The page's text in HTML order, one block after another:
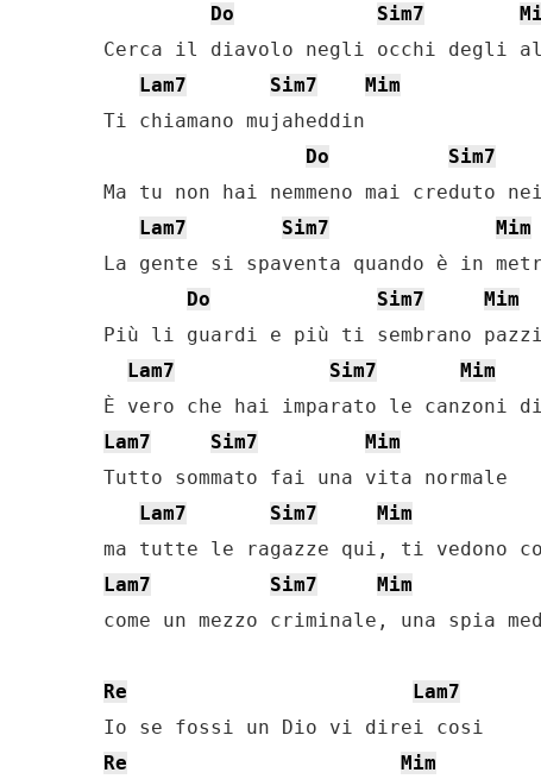
Do
Sim7
Cerca il diavolo negli occhi degli
Lam7
Sim7
Mim
Ti chiamano mujaheddin
Do
Sim7
Ma tu non hai nemmeno mai creduto
Lam7
Sim7
Mim
La gente si spaventa quando è in
Do
Sim7
Mim
Più li guardi e più ti sembrano pazzi
Lam7
Sim7
Mim
Lam7
Sim7
Mim
Tutto sommato fai una vita normale
Lam7
Sim7
Mim
Lam7
Sim7
Mim
come un mezzo criminale, una spia
Re
Lam7
Re
Mim